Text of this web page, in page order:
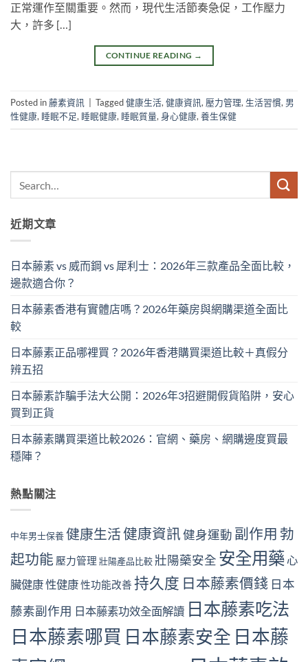
正常運作至關重要。然而，現代生活節奏急促，工作壓力
大，許多 […]
CONTINUE READING →
Posted in藤素資訊 Tagged健康生活,健康資訊, 壓力管理,生活習慣, 男
性健康, 睡眠不足, 睡眠健康, 睡眠質量,身心健康,養生保健
近期文章
日本藤素 vs 威而鋼 vs 犀利士：2026年三款產品全面比較，
邊款適合你？
日本藤素香港有實體店嗎？2026年藥房與網購渠道全面比
較
日本藤素正品哪裡買？2026年香港購買渠道比較＋真假分
辨五招
日本藤素詐騙手法大公開：2026年3招避開假貨陷阱，安心
買到正貨
日本藤素購買渠道比較2026：官網、藥房、網購邊度買最
穩陣？
熱點關注
中年男士保養健康生活健康資訊健身運動 副作用 勃
起功能 壓力管理 壯陽產品比較壯陽藥安全 安全用藥 心
臟健康性健康性功能改善 持久度 日本藤素價錢 日本
藤素副作用 日本藤素功效全面解讀 日本藤素吃法
日本藤素哪買 日本藤素安全 日本藤